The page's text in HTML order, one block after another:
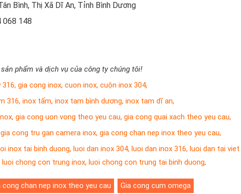
Bình, Thị Xã Dĩ An, Tỉnh Bình Dương
148
phẩm và dịch vụ của công ty chúng tôi!
316, gia cong inox, cuon inox, cuộn inox 304,
316, inox tấm, inox tam bình dương, inox tam dĩ an,
, gia cong uon vong theo yeu cau, gia cong quai xach theo yeu cau,
gia cong tru gan camera inox, gia cong chan nep inox theo yeu cau,
inox tai binh duong, luoi dan inox 304, luoi dan inox 316, luoi dan tại viet
luoi chong con trung inox, luoi chong con trung tai binh duong,
cong chan nep inox theo yeu cau
Gia cong cum omega